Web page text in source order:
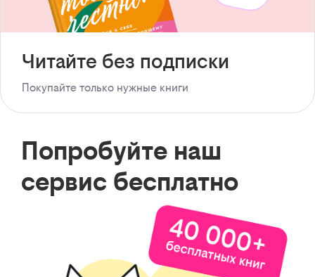
Читайте без подписки
Покупайте только нужные книги
Попробуйте наш
сервис бесплатно